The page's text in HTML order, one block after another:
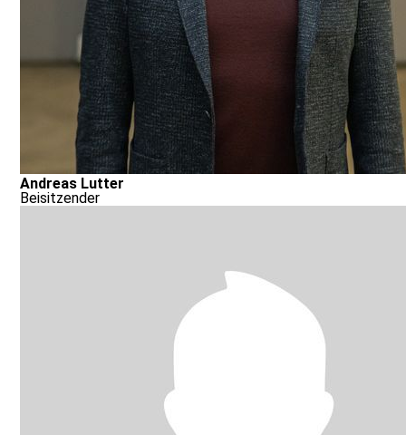
Andreas Lutter
Beisitzender